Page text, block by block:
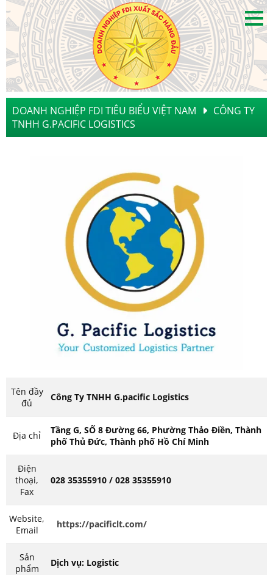
DOANH NGHIỆP FDI TIÊU BIỂU VIỆT NAM
CÔNG TY
TNHH G.PACIFIC LOGISTICS
Tên đầy
đủ
Công Ty TNHH G.pacific Logistics
Địa chỉ
Tầng G, SỐ 8 Đường 66, Phường Thảo Điền, Thành
phố Thủ Đức, Thành phố Hồ Chí Minh
Điện
thoại,
Fax
028 35355910 / 028 35355910
Website,
Email
https://pacificlt.com/
Sản
phẩm
Dịch vụ: Logistic